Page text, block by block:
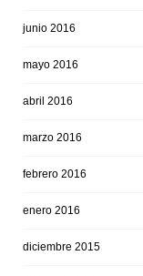
junio 2016
mayo 2016
abril 2016
marzo 2016
febrero 2016
enero 2016
diciembre 2015